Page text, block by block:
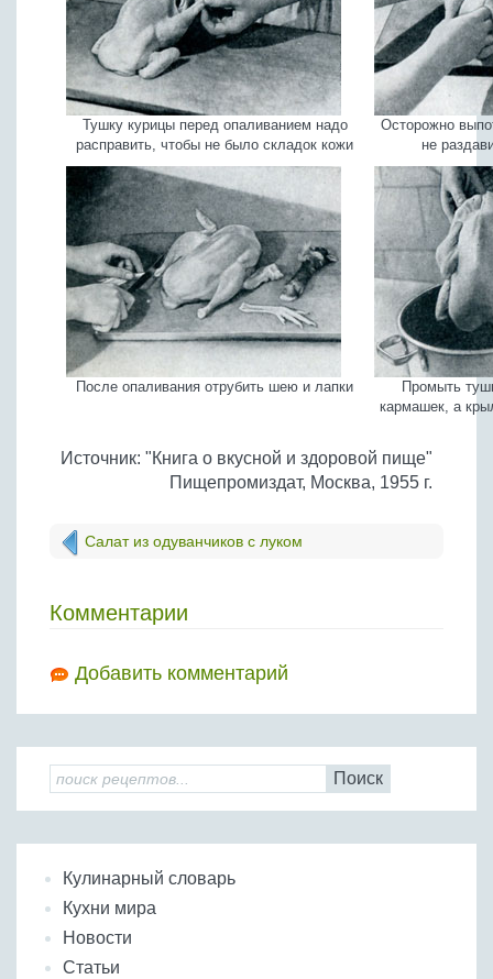
Тушку курицы перед опаливанием надо
расправить, чтобы не было складок кожи
Осторожно
не
После опаливания отрубить шею и лапки
Промыть
кармашек, а
Источник: "Книга о вкусной и здоровой пище"
Пищепромиздат, Москва, 1955 г.
Салат из одуванчиков с луком
Комментарии
Добавить комментарий
Поиск
Кулинарный словарь
Кухни мира
Новости
Статьи